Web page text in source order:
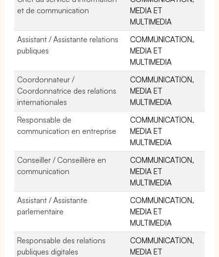
et de communication
MEDIA ET
MULTIMEDIA
Assistant / Assistante relations
publiques
COMMUNICATION,
MEDIA ET
MULTIMEDIA
Coordonnateur /
Coordonnatrice des relations
internationales
COMMUNICATION,
MEDIA ET
MULTIMEDIA
Responsable de
communication en entreprise
COMMUNICATION,
MEDIA ET
MULTIMEDIA
Conseiller / Conseillère en
communication
COMMUNICATION,
MEDIA ET
MULTIMEDIA
Assistant / Assistante
parlementaire
COMMUNICATION,
MEDIA ET
MULTIMEDIA
Responsable des relations
publiques digitales
COMMUNICATION,
MEDIA ET